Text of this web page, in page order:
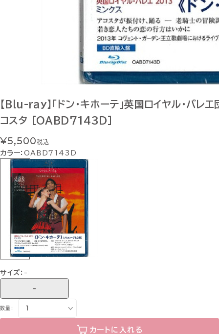
【Blu-ray】「ドン・キホーテ」英国ロイヤル・バレ
コスタ [OABD7143D]
¥5,500税込
カラー：OABD7143D
サイズ： -
-
数量：
カートに入れる